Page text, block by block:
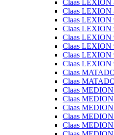
Claas LEXION
Claas LEXION
Claas LEXION
Claas LEXION
Claas LEXION
Claas LEXION
Claas LEXION
Claas LEXION
Claas
Claas
Claas
Claas
Claas
Claas
Claas